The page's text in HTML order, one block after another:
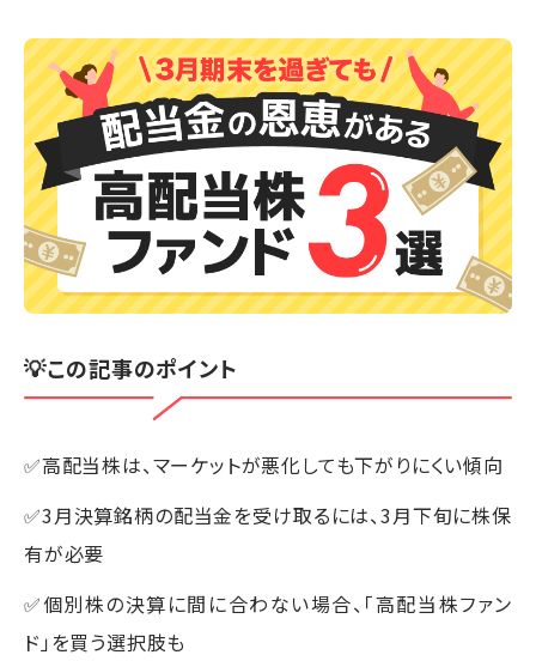
💡この記事のポイント
✅高配当株は、マーケットが悪化しても下がりにくい傾向
✅3月決算銘柄の配当金を受け取るには、3月下旬に株保
有が必要
✅個別株の決算に間に合わない場合、「高配当株ファン
ド」を買う選択肢も